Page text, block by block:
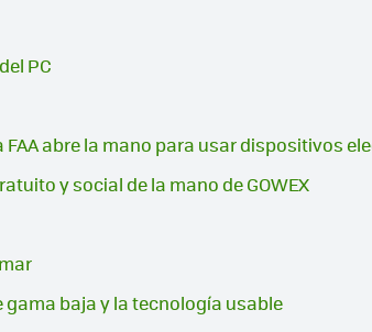
PC
abre la mano para usar dispositivos
y social de la mano de GOWEX
gama baja y la tecnología usable